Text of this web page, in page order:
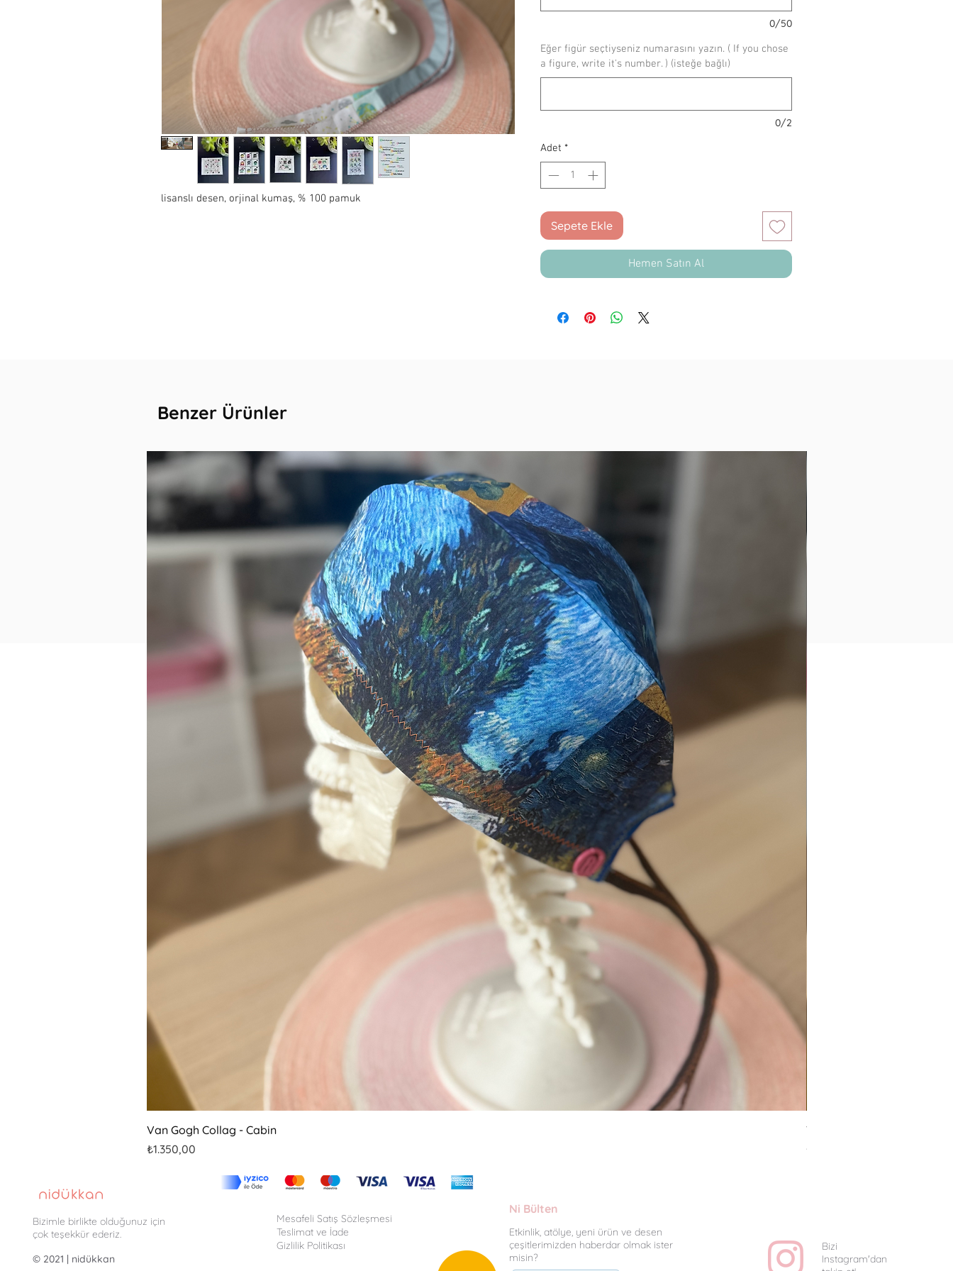
lisanslı desen, orjinal kumaş, % 100 pamuk
0/50
Eğer figür seçtiyseniz numarasını yazın. ( If you chose
a figure, write it's number. ) (isteğe bağlı)
0/2
Adet *
Sepete Ekle
Hemen Satın Al
Benzer Ürünler
Van Gogh Collag - Cabin
Fiyat
₺1.350,00
Van Gogh Collag - Uniq
Fiyat
₺1.350,00
Bizimle birlikte olduğunuz için
çok teşekkür ederiz.
© 2021 | nidükkan
Mesafeli Satış Sözleşmesi
Teslimat ve İade
Gizlilik Politikası
Ni Bülten
Etkinlik, atölye, yeni ürün ve desen
çeşitlerimizden haberdar olmak ister
misin?
Bizi
Instagram'dan